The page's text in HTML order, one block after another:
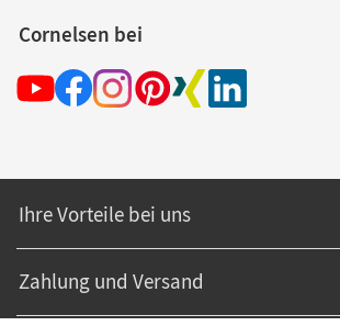
Cornelsen bei
Ihre Vorteile bei uns
Zahlung und Versand